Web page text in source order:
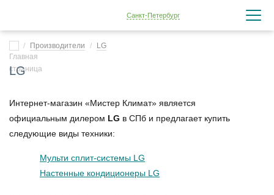
Санкт-Петербург
Производители LG
LG
Интернет-магазин «Мистер Климат» является
официальным дилером LG в СПб и предлагает купить
следующие виды техники:
Мульти сплит-системы LG
Настенные кондиционеры LG